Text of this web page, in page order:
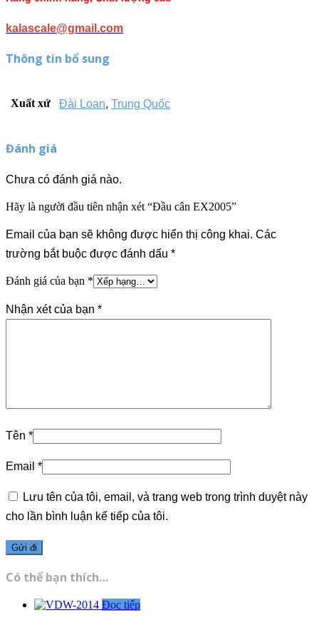
kalascale@gmail.com
Thông tin bổ sung
Xuất xứ Đài Loan, Trung Quốc
Đánh giá
Chưa có đánh giá nào.
Hãy là người đầu tiên nhận xét “Đầu cân EX2005”
Email của bạn sẽ không được hiển thị công khai. Các
trường bắt buộc được đánh dấu *
Đánh giá của bạn *
Nhận xét của bạn *
Tên *
Email *
Lưu tên của tôi, email, và trang web trong trình duyệt này
cho lần bình luận kế tiếp của tôi.
Có thể bạn thích…
Đọc tiếp